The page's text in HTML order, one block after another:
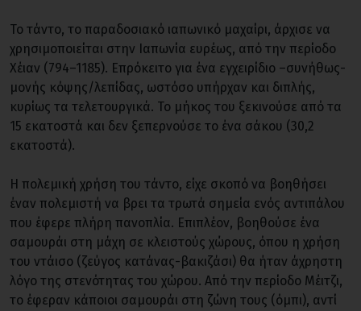
Το τάντο, το παραδοσιακό ιαπωνικό μαχαίρι, άρχισε να
χρησιμοποιείται στην Ιαπωνία ευρέως, από την περίοδο
Χέιαν (794–1185). Επρόκειτο για ένα εγχειρίδιο –συνήθως-
μονής κόψης/λεπίδας, ωστόσο υπήρχαν και διπλής,
κυρίως τα τελετουργικά. Το μήκος του ξεκινούσε από τα
15 εκατοστά και δεν ξεπερνούσε το ένα σάκου (30,2
εκατοστά).
Η πολεμική χρήση του τάντο, είχε σκοπό να βοηθήσει
έναν πολεμιστή να βρει τα τρωτά σημεία ενός αντιπάλου
που έφερε πλήρη πανοπλία. Επιπλέον, βοηθούσε ένα
σαμουράι στη μάχη σε κλειστούς χώρους, όπου η χρήση
του ντάισο (ζεύγος κατάνας-βακιζάσι) θα ήταν άχρηστη
λόγο της στενότητας του χώρου. Από την περίοδο Μέιτζι,
το έφεραν κάποιοι σαμουράι στη ζώνη τους (όμπι), αντί